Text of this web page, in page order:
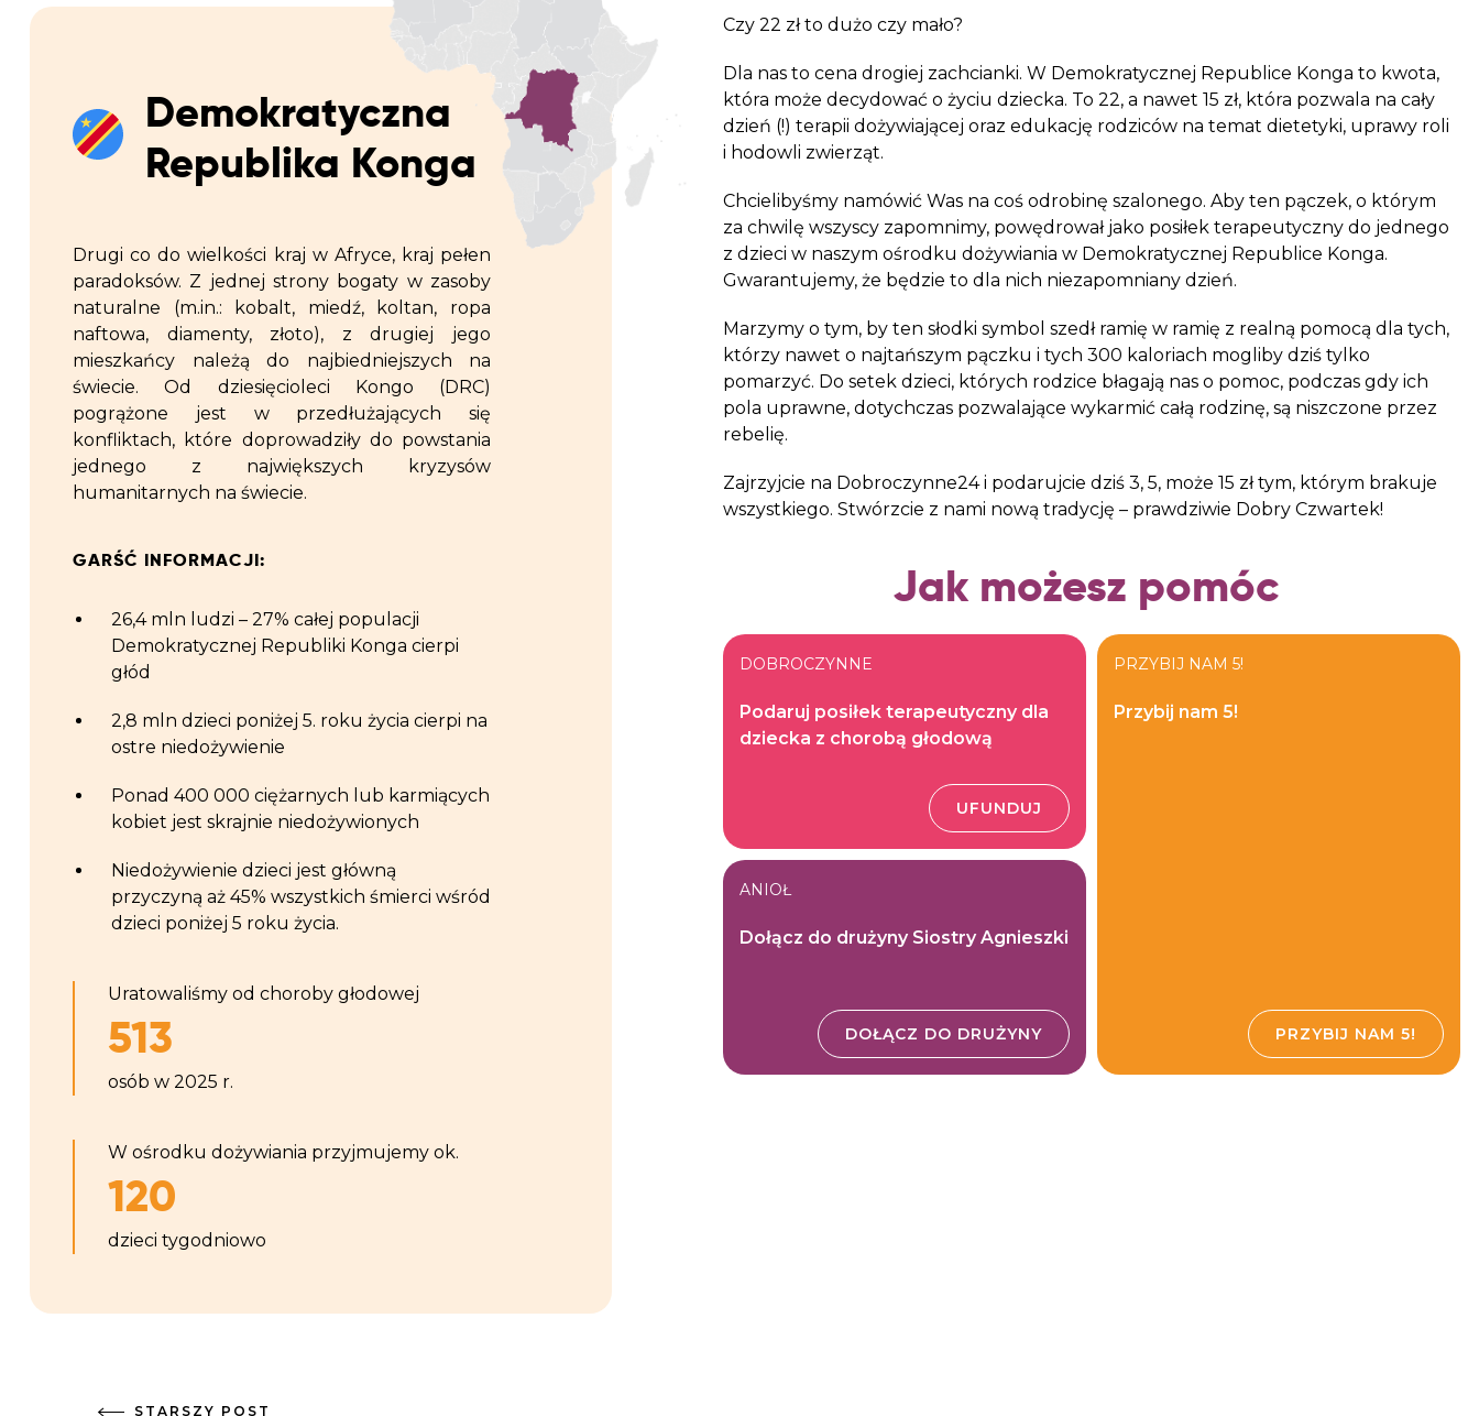
Demokratyczna
Republika Konga
Drugi co do wielkości kraj w Afryce, kraj pełen
paradoksów. Z jednej strony bogaty w zasoby
naturalne (m.in.: kobalt, miedź, koltan, ropa
naftowa, diamenty, złoto), z drugiej jego
mieszkańcy należą do najbiedniejszych na
świecie. Od dziesięcioleci Kongo (DRC)
pogrążone jest w przedłużających się
konfliktach, które doprowadziły do powstania
jednego z największych kryzysów
humanitarnych na świecie.
GARŚĆ INFORMACJI:
26,4 mln ludzi – 27% całej populacji
Demokratycznej Republiki Konga cierpi
głód
2,8 mln dzieci poniżej 5. roku życia cierpi na
ostre niedożywienie
Ponad 400 000 ciężarnych lub karmiących
kobiet jest skrajnie niedożywionych
Niedożywienie dzieci jest główną
przyczyną aż 45% wszystkich śmierci wśród
dzieci poniżej 5 roku życia.
Uratowaliśmy od choroby głodowej
513
osób w 2025 r.
W ośrodku dożywiania przyjmujemy ok.
120
dzieci tygodniowo
Czy 22 zł to dużo czy mało?
Dla nas to cena drogiej zachcianki. W Demokratycznej Republice Konga to kwota,
która może decydować o życiu dziecka. To 22, a nawet 15 zł, która pozwala na cały
dzień (!) terapii dożywiającej oraz edukację rodziców na temat dietetyki, uprawy roli
i hodowli zwierząt.
Chcielibyśmy namówić Was na coś odrobinę szalonego. Aby ten pączek, o którym
za chwilę wszyscy zapomnimy, powędrował jako posiłek terapeutyczny do jednego
z dzieci w naszym ośrodku dożywiania w Demokratycznej Republice Konga.
Gwarantujemy, że będzie to dla nich niezapomniany dzień.
Marzymy o tym, by ten słodki symbol szedł ramię w ramię z realną pomocą dla tych,
którzy nawet o najtańszym pączku i tych 300 kaloriach mogliby dziś tylko
pomarzyć. Do setek dzieci, których rodzice błagają nas o pomoc, podczas gdy ich
pola uprawne, dotychczas pozwalające wykarmić całą rodzinę, są niszczone przez
rebelię.
Zajrzyjcie na Dobroczynne24 i podarujcie dziś 3, 5, może 15 zł tym, którym brakuje
wszystkiego. Stwórzcie z nami nową tradycję – prawdziwie Dobry Czwartek!
Jak możesz pomóc
DOBROCZYNNE
Podaruj posiłek terapeutyczny dla
dziecka z chorobą głodową
UFUNDUJ
ANIOŁ
Dołącz do drużyny Siostry Agnieszki
DOŁĄCZ DO DRUŻYNY
PRZYBIJ NAM 5!
Przybij nam 5!
PRZYBIJ NAM 5!
STARSZY POST